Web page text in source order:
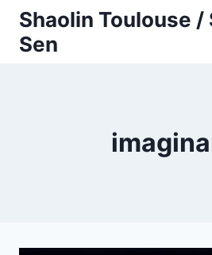
Aller
contenu
Shaolin Toulouse /
Sen